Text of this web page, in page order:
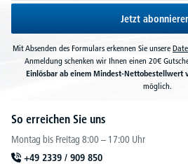
Jetzt
Mit Absenden des Formulars erkennen Sie unsere
Anmeldung schenken wir Ihnen einen 20€
Einlösbar ab einem Mindest-Nettobestellwert
möglich.
So erreichen Sie uns
Montag bis Freitag 8:00 – 17:00 Uhr
+49 2339 / 909 850